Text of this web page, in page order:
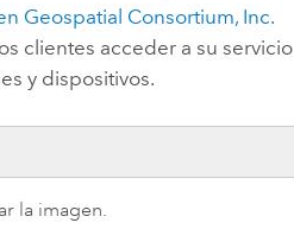
Geospatial Consortium, Inc.
clientes acceder a su servicio
y dispositivos.
la imagen.